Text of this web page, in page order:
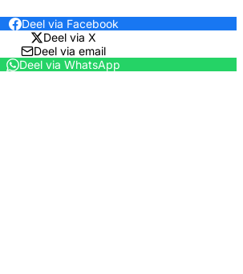
Deel via Facebook
Deel via X
Deel via email
Deel via WhatsApp